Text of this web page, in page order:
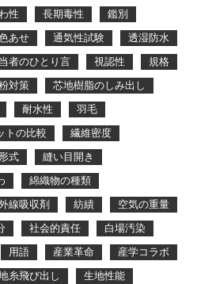
性 長期毒性
鑑別
あせ 通気性試験
透湿防水
者のひとり言 視認性
規格
対策
芯地樹脂のしみ出し
耐水性
羽毛
トの比較
繊維密度
式
縫い目開き
綿織物の種類
線吸収剤 紡績
空気の重量
社会的責任
白場汚染
用語 産業革命
産学コラボ
糸飛び出し
生地性能